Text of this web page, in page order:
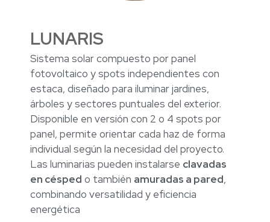
LUNARIS
Sistema solar compuesto por panel
fotovoltaico y spots independientes con
estaca, diseñado para iluminar jardines,
árboles y sectores puntuales del exterior.
Disponible en versión con 2 o 4 spots por
panel, permite orientar cada haz de forma
individual según la necesidad del proyecto.
Las luminarias pueden instalarse clavadas
en césped o también amuradas a pared,
combinando versatilidad y eficiencia
energética